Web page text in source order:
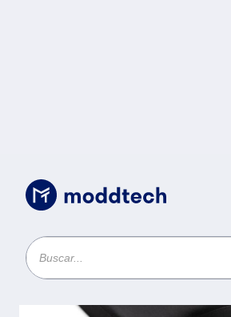
Accesorios para Componentes